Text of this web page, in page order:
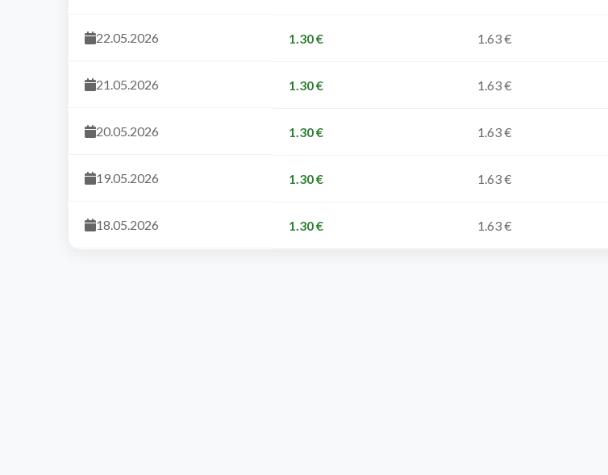
22.05.2026 1.30 € 1.63 €
21.05.2026 1.30 € 1.63 €
20.05.2026 1.30 € 1.63 €
19.05.2026 1.30 € 1.63 €
18.05.2026 1.30 € 1.63 €